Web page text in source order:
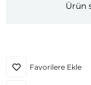
Ürün
Favorilere Ekle